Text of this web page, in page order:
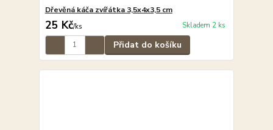
Dřevěná káča zvířátka 3,5x4x3,5 cm
25 Kč/ks Skladem 2 ks
Přidat do košíku